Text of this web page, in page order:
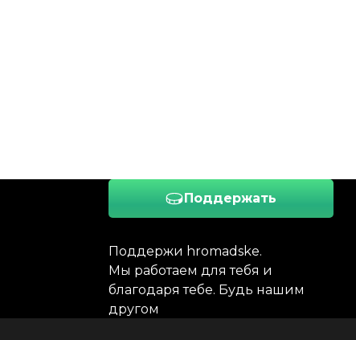
Поддержать
Поддержи hromadske.
Мы работаем для тебя и
благодаря тебе. Будь нашим
другом